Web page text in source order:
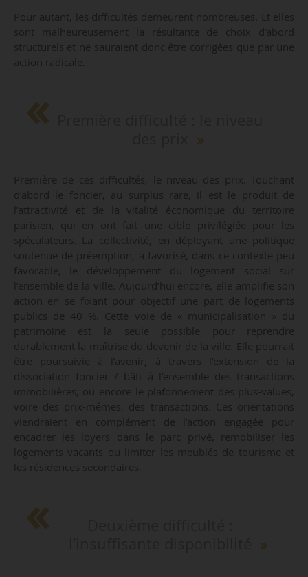
Pour autant, les difficultés demeurent nombreuses. Et elles
sont malheureusement la résultante de choix d’abord
structurels et ne sauraient donc être corrigées que par une
action radicale.
Première de ces difficultés, le niveau des prix. Touchant
d’abord le foncier, au surplus rare, il est le produit de
l’attractivité et de la vitalité économique du territoire
parisien, qui en ont fait une cible privilégiée pour les
spéculateurs. La collectivité, en déployant une politique
soutenue de préemption, a favorisé, dans ce contexte peu
favorable, le développement du logement social sur
l’ensemble de la ville. Aujourd’hui encore, elle amplifie son
action en se fixant pour objectif une part de logements
publics de 40 %. Cette voie de « municipalisation » du
patrimoine est la seule possible pour reprendre
durablement la maîtrise du devenir de la ville. Elle pourrait
être poursuivie à l’avenir, à travers l’extension de la
dissociation foncier / bâti à l’ensemble des transactions
immobilières, ou encore le plafonnement des plus-values,
voire des prix-mêmes, des transactions. Ces orientations
viendraient en complément de l’action engagée pour
encadrer les loyers dans le parc privé, remobiliser les
logements vacants ou limiter les meublés de tourisme et
les résidences secondaires.